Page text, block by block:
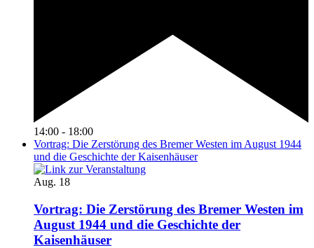
14:00 - 18:00
Vortrag: Die Zerstörung des Bremer Westen im August 1944
und die Geschichte der Kaisenhäuser
Aug. 18
Vortrag: Die Zerstörung des Bremer Westen im
August 1944 und die Geschichte der
Kaisenhäuser